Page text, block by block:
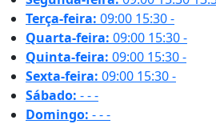
Terça-feira: 09:00 15:30-
Quarta-feira: 09:00 15:30-
Quinta-feira: 09:00 15:30-
Sexta-feira: 09:00 15:30-
Sábado: ---
Domingo: ---